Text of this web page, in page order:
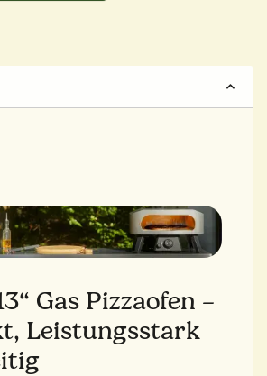
Gas Pizzaofen –
Leistungsstark